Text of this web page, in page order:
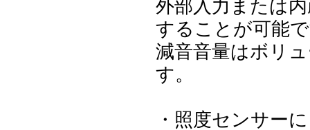
外部入力または
することが可能
減音音量はボリ
す。
・照度センサー